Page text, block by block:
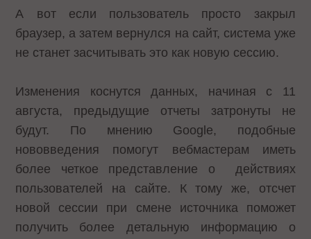
А вот если пользователь просто закрыл
браузер, а затем вернулся на сайт, система уже
не станет засчитывать это как новую сессию.
Изменения коснутся данных, начиная с 11
августа, предыдущие отчеты затронуты не
будут. По мнению Google, подобные
нововведения помогут вебмастерам иметь
более четкое представление о действиях
пользователей на сайте. К тому же, отсчет
новой сессии при смене источника поможет
получить более детальную информацию о